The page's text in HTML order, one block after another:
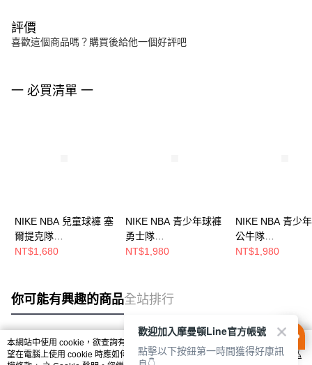
評價
喜歡這個商品嗎？購買後給他一個好評吧
一 必買清單 一
NIKE NBA 兒童球褲 塞
爾提克隊
WZ2B3BXCA00-CEL
NT$1,680
NIKE NBA 青少年球褲
勇士隊
WZ2B7BXQL00-WAR
NT$1,980
NIKE NBA 青少
公牛隊
WZ2B7BXQL00-
NT$1,980
你可能有興趣的商品全站排行
熱門標籤
本網站中使用 cookie，欲查詢有關本網站使用 cookie 方式之詳情，及若您不希
望在電腦上使用 cookie 時應如何變更電腦的 cookie 設定，請參閱本網站「
隱私
歡迎加入摩曼頓Line官方帳號
點擊以下按鈕第一時間獲得好康訊